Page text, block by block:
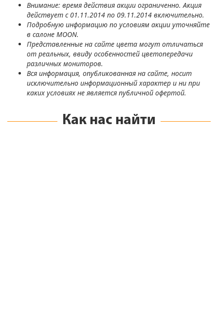
Внимание: время действия акции ограниченно. Акция
действует с 01.11.2014 по 09.11.2014 включительно.
Подробную информацию по условиям акции уточняйте
в салоне MOON.
Представленные на сайте цвета могут отличаться
от реальных, ввиду особенностей цветопередачи
различных мониторов.
Вся информация, опубликованная на сайте, носит
исключительно информационный характер и ни при
каких условиях не является публичной офертой.
Как нас найти